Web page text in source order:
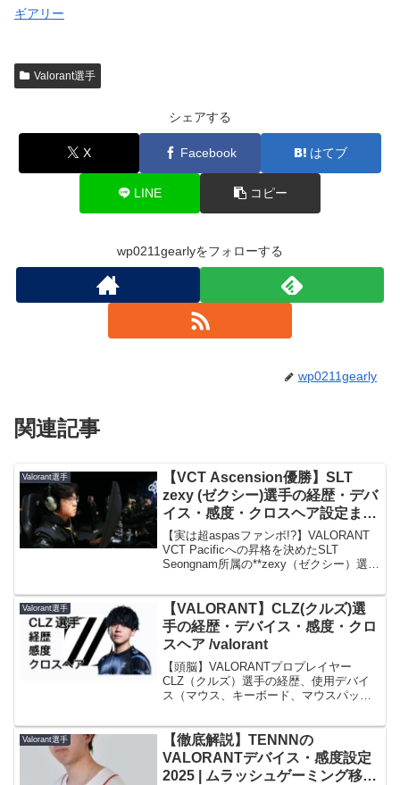
ギアリー
Valorant選手
シェアする
X Facebook はてブ
LINE コピー
wp0211gearlyをフォローする
wp0211gearly
関連記事
Valorant選手
【VCT Ascension優勝】SLT
zexy (ゼクシー)選手の経歴・デバ
イス・感度・クロスヘア設定まと
め！aspasをリスペクトする超低
センシプレイヤーVALORANT
【実は超aspasファンボ!?】VALORANT
VCT Pacificへの昇格を決めたSLT
Seongnam所属の**zexy（ゼクシー）選手
低センシ（eDPI 160）**設定、クロスヘ
アコード、使用デバイス（G PRO X
SUPERLIGHT 2、Artisan Zero）、設定情
報を網羅。彼の正確なエイムを支える設
定の全てに迫ります。
Valorant選手
【VALORANT】CLZ(クルズ)選
手の経歴・デバイス・感度・クロ
スヘア /valorant
【頭脳】VALORANTプロプレイヤー
CLZ（クルズ）選手の経歴、使用デバイ
ス（マウス、キーボード、マウスパッ
ア）を徹底解説。FENNELでの活躍や現
在のZETAでの役割に迫ります。
Valorant選手
【徹底解説】TENNNの
VALORANTデバイス・感度設定
2025 | ムラッシュゲーミング移籍